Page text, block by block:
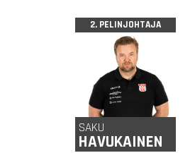
2. PELINJOHTAJA
SAKU
HAVUKAINEN